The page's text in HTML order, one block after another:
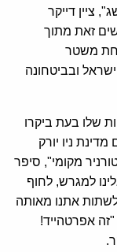
ציין דייקר
זאת מתוך
משטר
ובביטחונה
שלו בעת ביקרו
ניו יורק
מקומי", סיפר
למגרש, לחוף
לשתות אתנו מאותה
"זה אפרטהייד!